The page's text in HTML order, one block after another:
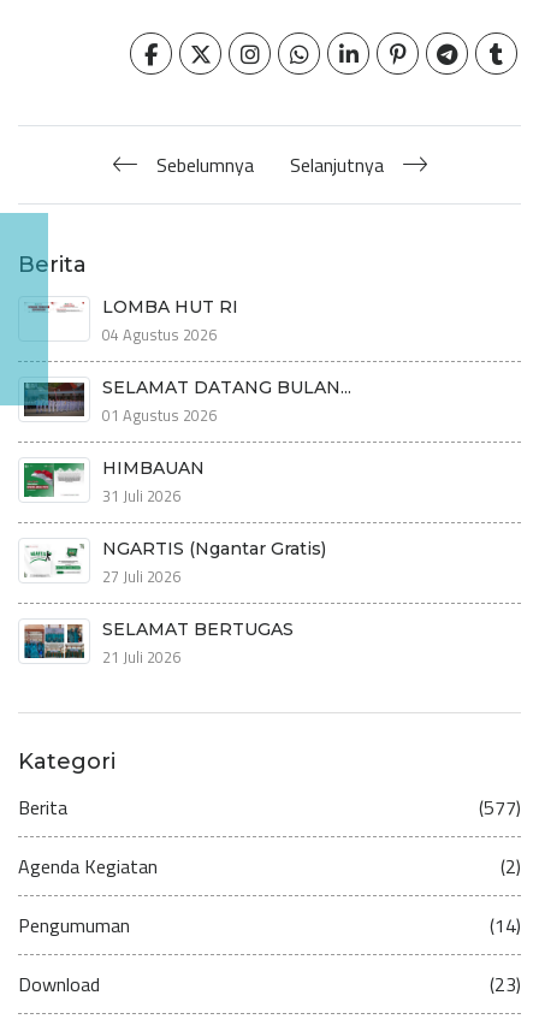
Sebelumnya Selanjutnya
Berita
LOMBA HUT RI
04 Agustus 2026
SELAMAT DATANG BULAN...
01 Agustus 2026
HIMBAUAN
31 Juli 2026
NGARTIS (Ngantar Gratis)
27 Juli 2026
SELAMAT BERTUGAS
21 Juli 2026
Kategori
Berita (577)
Agenda Kegiatan (2)
Pengumuman (14)
Download (23)